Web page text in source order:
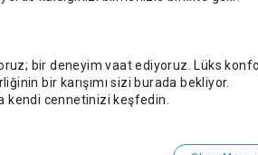
bir deneyim vaat ediyoruz. Lüks
bir karışımı sizi burada bekliyor.
kendi cennetinizi keşfedin.